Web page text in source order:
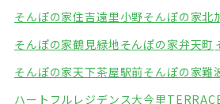
そんぽの家住吉遠里小野そんぽの家北
そんぽの家鶴見緑地そんぽの家弁天町
そんぽの家天下茶屋駅前そんぽの家難
ハートフルレジデンス大今里